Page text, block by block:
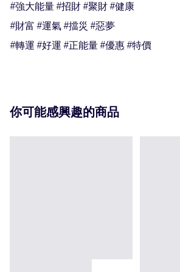
#強大能量 #招財 #聚財 #健康
#財富 #運氣 #擋災 #惡夢
#轉運 #好運 #正能量 #優惠 #特價
你可能感興趣的商品